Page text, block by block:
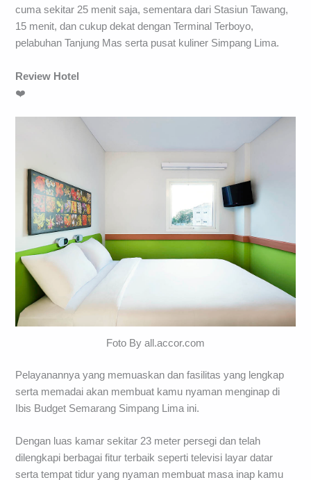
cuma sekitar 25 menit saja, sementara dari Stasiun Tawang,
15 menit, dan cukup dekat dengan Terminal Terboyo,
pelabuhan Tanjung Mas serta pusat kuliner Simpang Lima.
Review Hotel
❤️
Foto By all.accor.com
Pelayanannya yang memuaskan dan fasilitas yang lengkap
serta memadai akan membuat kamu nyaman menginap di
Ibis Budget Semarang Simpang Lima ini.
Dengan luas kamar sekitar 23 meter persegi dan telah
dilengkapi berbagai fitur terbaik seperti televisi layar datar
serta tempat tidur yang nyaman membuat masa inap kamu